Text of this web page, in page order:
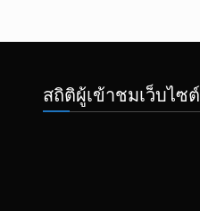
สถิติผู้เข้าชมเว็บไซต์